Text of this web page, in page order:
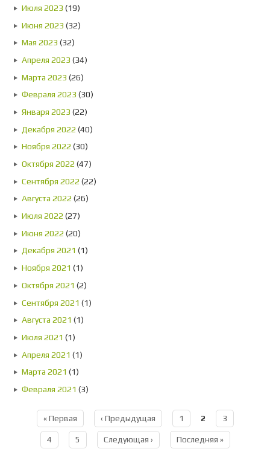
Июля 2023 (19)
Июня 2023 (32)
Мая 2023 (32)
Апреля 2023 (34)
Марта 2023 (26)
Февраля 2023 (30)
Января 2023 (22)
Декабря 2022 (40)
Ноября 2022 (30)
Октября 2022 (47)
Сентября 2022 (22)
Августа 2022 (26)
Июля 2022 (27)
Июня 2022 (20)
Декабря 2021 (1)
Ноября 2021 (1)
Октября 2021 (2)
Сентября 2021 (1)
Августа 2021 (1)
Июля 2021 (1)
Апреля 2021 (1)
Марта 2021 (1)
Февраля 2021 (3)
Страницы
« Первая ‹ Предыдущая 1 2 3
4 5 Следующая › Последняя »